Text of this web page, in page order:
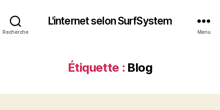
Recherche
L'internet selon SurfSystem
Menu
Étiquette : Blog